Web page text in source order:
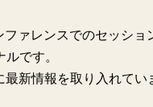
ァレンスでのセッショ
です。
新情報を取り入れてい